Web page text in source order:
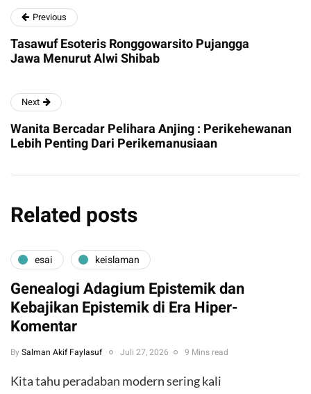
Previous
Tasawuf Esoteris Ronggowarsito Pujangga
Jawa Menurut Alwi Shibab
Next
Wanita Bercadar Pelihara Anjing : Perikehewanan
Lebih Penting Dari Perikemanusiaan
Related posts
esai keislaman
Genealogi Adagium Epistemik dan
Kebajikan Epistemik di Era Hiper-
Komentar
By Salman Akif Faylasuf Juli 27, 2026 9 Mins read
Kita tahu peradaban modern sering kali